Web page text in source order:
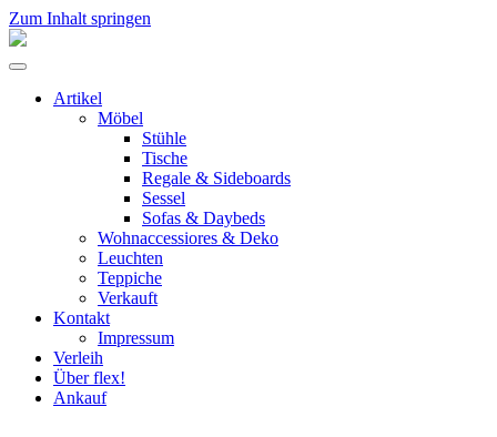
Zum Inhalt springen
flex!
vintage
Menü
umschalten
Artikel
Möbel
Stühle
Tische
Regale & Sideboards
Sessel
Sofas & Daybeds
Wohnaccessiores & Deko
Leuchten
Teppiche
Verkauft
Kontakt
Impressum
Verleih
Über flex!
Ankauf